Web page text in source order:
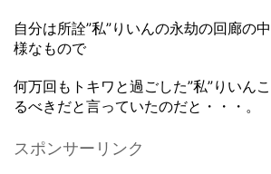
自分は所詮”私”りいんの永劫の回廊の
様なもので
何万回もトキワと過ごした”私”りいん
るべきだと言っていたのだと・・・。
スポンサーリンク